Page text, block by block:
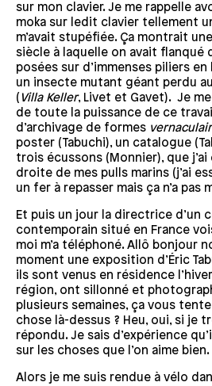
sur mon clavier. Je me rappelle
moka sur ledit clavier tellement
m’avait stupéfiée. Ça montrait
siècle à laquelle on avait flanqué
posées sur d’immenses piliers
un insecte mutant géant perdu
( Villa Keller, Livet et Gavet). Je
de toute la puissance de ce
d’archivage de formes
poster (Tabuchi), un catalogue
trois écussons (Monnier), que
droite de mes pulls marins (j’ai
un fer à repasser mais ça n’a pas
Et puis un jour la directrice d’un
contemporain situé en France
moi m’a téléphoné. Allô bonjour
moment une exposition d’Éric
ils sont venus en résidence
région, ont sillonné et
plusieurs semaines, ça vous
chose là-dessus ? Heu, oui, si je
répondu. Je sais d’expérience
sur les choses que l’on aime bien.
Alors je me suis rendue à vélo